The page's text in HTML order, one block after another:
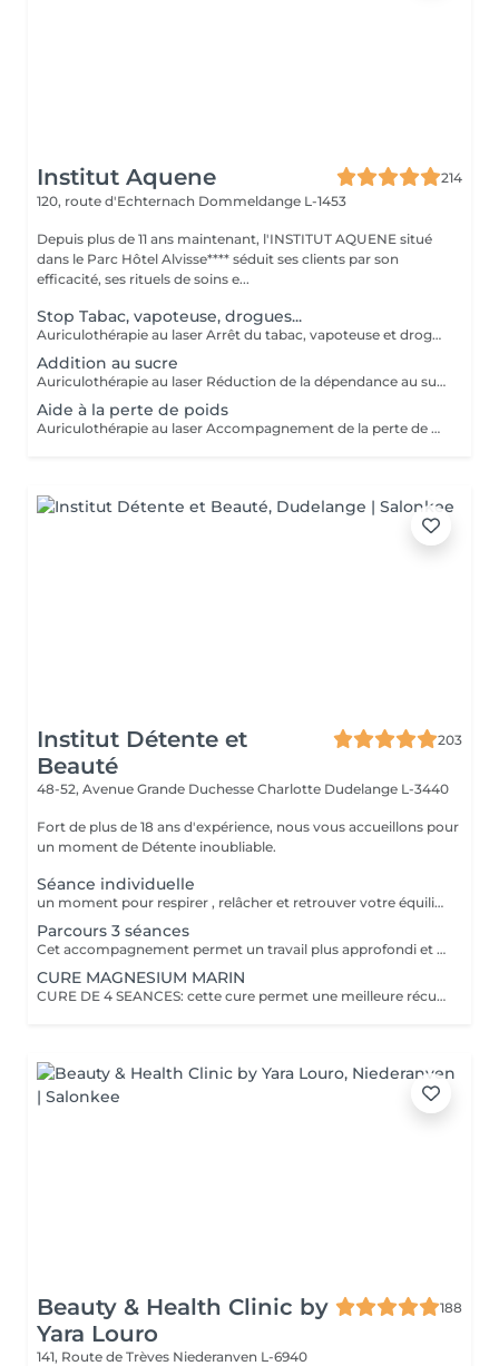
Institut Aquene
214
120, route d'Echternach Dommeldange L-1453
Depuis plus de 11 ans maintenant, l'INSTITUT AQUENE situé
dans le Parc Hôtel Alvisse**** séduit ses clients par son
efficacité, ses rituels de soins e...
Stop Tabac, vapoteuse, drogues...
Auriculothérapie au laser Arrêt du tabac, vapoteuse et drogues L'auriculothérapie au laser est une méthode douce et non invasive qui utilise la stimulation de points précis de l'oreille pour aider à réduire les dépendances. Cette technique agit sur les zones réflexes liées au stress, au manque et au système de récompense, afin d'accompagner l'organisme dans le processus de sevrage. Le laser utilisé est indolore et sans aiguilles. La séance consiste à stimuler plusieurs points auriculaires spécifiques afin d'aider à : - diminuer l'envie de fumer ou de vapoter - réduire les symptômes de manque - apaiser le stress et l'irritabilité liés au sevrage - soutenir la motivation dans l'arrêt des substances Cette méthode peut être utilisée pour accompagner l'arrêt : - du tabac - de la vapoteuse (e-cigarette) - de certaines dépendances aux substances
Addition au sucre
Auriculothérapie au laser Réduction de la dépendance au sucre L'auriculothérapie au laser est une méthode douce et non invasive qui consiste à stimuler des points précis de l'oreille afin d'aider à réguler certaines compulsions alimentaires, notamment l'attirance excessive pour le sucre. Cette technique agit sur les zones réflexes liées aux envies, au stress et au système de récompense, souvent impliqués dans les envies de sucre et les grignotages. La stimulation est réalisée à l'aide d'un laser doux, sans aiguilles et totalement indolore. La séance vise à aider à : - diminuer les envies de sucre - réduire les grignotages et compulsions sucrées - réguler l'appétit - mieux gérer le stress et les envies émotionnelles - retrouver un rapport plus équilibré à l'alimentation
Aide à la perte de poids
Auriculothérapie au laser Accompagnement de la perte de poids L'auriculothérapie au laser est une méthode douce et non invasive qui consiste à stimuler des points spécifiques de l'oreille afin d'aider à réguler l'appétit et les comportements alimentaires. Cette technique agit sur les zones réflexes liées à la faim, à la satiété, au stress et aux compulsions alimentaires. Elle peut ainsi accompagner une démarche de perte de poids en aidant à mieux contrôler les envies de manger et les grignotages. La stimulation est réalisée à l'aide d'un laser doux, indolore et sans aiguilles. La séance vise à aider à : - diminuer l'appétit excessif - réduire les grignotages et compulsions alimentaires - limiter les envies de sucre - améliorer la sensation de satiété - mieux gérer le stress et l'alimentation émotionnelle
Institut Détente et
Beauté
203
48-52, Avenue Grande Duchesse Charlotte Dudelange L-3440
Fort de plus de 18 ans d'expérience, nous vous accueillons pour
un moment de Détente inoubliable.
Séance individuelle
un moment pour respirer , relâcher et retrouver votre équilibre émotionnel , une vrai parenthèse pour vous reconnecter à vous-même.
Parcours 3 séances
Cet accompagnement permet un travail plus approfondi et personnalisé dans la continuité
CURE MAGNESIUM MARIN
CURE DE 4 SEANCES: cette cure permet une meilleure récupération sportive, une diminution de la fatigue et l'anxiété. Plus efficace qu'un apport par voie orale, le corps se recharge en magnésium. La cure est recommandée aux personnes souffrant de sommeil difficile, de stress et de fatigue. Convient aux femmes enceintes
Beauty & Health Clinic by
Yara Louro
188
141, Route de Trèves Niederanven L-6940